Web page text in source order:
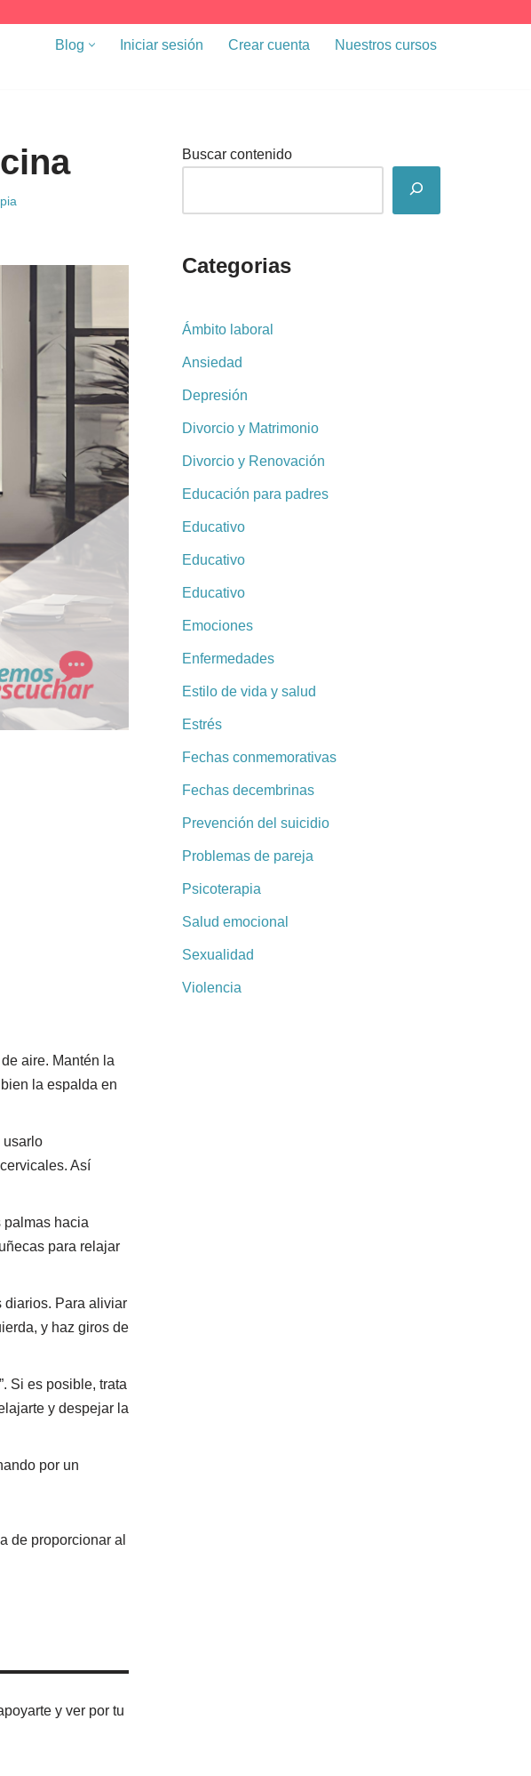
Blog Iniciar sesión Crear cuenta Nuestros cursos
aire. Mantén la
la espalda en
usarlo
Así
palmas hacia
para relajar
diarios. Para aliviar
y haz giros de
Si es posible, trata
y despejar la
por un
de proporcionar al
y ver por tu
Buscar contenido
Categorias
Ámbito laboral
Ansiedad
Depresión
Divorcio y Matrimonio
Divorcio y Renovación
Educación para padres
Educativo
Educativo
Educativo
Emociones
Enfermedades
Estilo de vida y salud
Estrés
Fechas conmemorativas
Fechas decembrinas
Prevención del suicidio
Problemas de pareja
Psicoterapia
Salud emocional
Sexualidad
Violencia